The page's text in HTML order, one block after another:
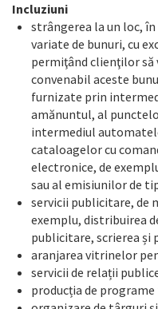
Incluziuni
strângerea la un loc,
variate de bunuri, cu
permiţând clienţilor să
convenabil aceste
furnizate prin
amănuntul, al
intermediul
cataloagelor cu
electronice, de
sau al emisiunilor de
servicii publicitare, de
exemplu, distribuirea
publicitare, scrierea și
aranjarea vitrinelor
servicii de relații
producția de